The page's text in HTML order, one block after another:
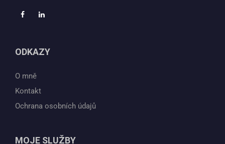
ODKAZY
O mně
Kontakt
Ochrana osobních údajů
MOJE SLUŽBY